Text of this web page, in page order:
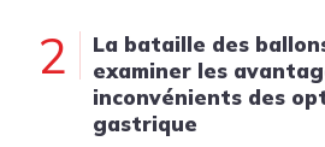
2
La bataille des
examiner les
inconvénients des
gastrique